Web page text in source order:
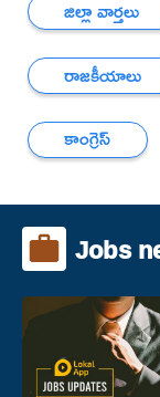
జిల్లా వార్తలు
రాజకీయాలు
కాంగ్రెస్
Jobs